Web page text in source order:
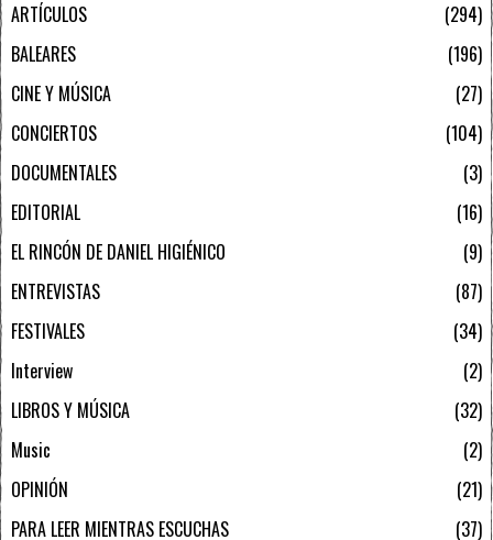
ARTÍCULOS
294
BALEARES
196
CINE Y MÚSICA
27
CONCIERTOS
104
DOCUMENTALES
3
EDITORIAL
16
EL RINCÓN DE DANIEL HIGIÉNICO
9
ENTREVISTAS
87
FESTIVALES
34
Interview
2
LIBROS Y MÚSICA
32
Music
2
OPINIÓN
21
PARA LEER MIENTRAS ESCUCHAS
37